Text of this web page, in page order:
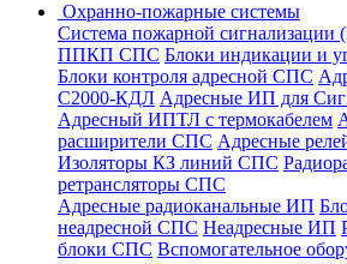
Охранно-пожарные системы
Система пожарной сигнализации
ППКП СПС Блоки индикации и
Блоки контроля адресной СПС
С2000-КДЛ Адресные ИП для
Адресный ИПТЛ с термокабелем
расширители СПС Адресные
Изоляторы КЗ линий СПС
ретрансляторы СПС
Адресные радиоканальные ИП
неадресной СПС Неадресные ИП
блоки СПС Вспомогательное